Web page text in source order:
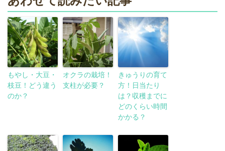
もやし・大豆・
枝豆！どう違う
のか？
オクラの栽培！
支柱が必要？
きゅうりの育て
方！日当たり
は？収穫までに
どのくらい時間
かかる？